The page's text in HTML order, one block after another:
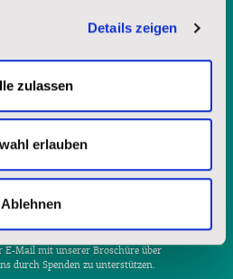
Details zeigen
zulassen
erlauben
Ablehnen
Mail mit unserer Broschüre über
durch Spenden zu unterstützen.